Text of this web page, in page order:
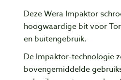
Deze Wera Impaktor
hoogwaardige bit voor
en buitengebruik.
De Impaktor-technologie
bovengemiddelde